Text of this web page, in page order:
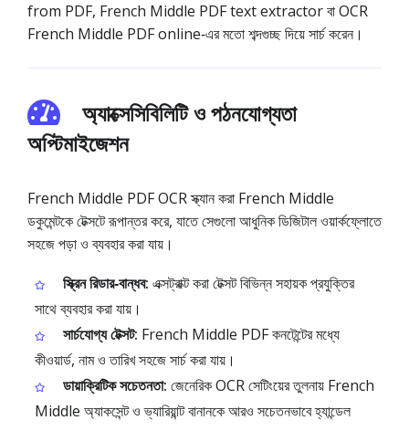
from PDF, French Middle PDF text extractor বা OCR
French Middle PDF online‑এর মতো শব্দগুচ্ছ দিয়ে সার্চ করেন।
অ্যাক্সেসিবিলিটি ও পঠনযোগ্যতা
অপ্টিমাইজেশন
French Middle PDF OCR স্ক্যান করা French Middle
ডকুমেন্টকে টেক্সটে রূপান্তর করে, যাতে সেগুলো আধুনিক ডিজিটাল ওয়ার্কফ্লোতে
সহজে পড়া ও ব্যবহার করা যায়।
স্ক্রিন রিডার‑বান্ধব: এক্সট্রাক্ট করা টেক্সট বিভিন্ন সহায়ক প্রযুক্তির
সাথে ব্যবহার করা যায়।
সার্চযোগ্য টেক্সট: French Middle PDF কনটেন্টের মধ্যে
কীওয়ার্ড, নাম ও তারিখ সহজে সার্চ করা যায়।
ডায়াক্রিটিক সচেতনতা: জেনেরিক OCR সেটিংয়ের তুলনায় French
Middle অ্যাকসেন্ট ও ভ্যারিয়ান্ট বানানকে আরও সচেতনভাবে হ্যান্ডেল